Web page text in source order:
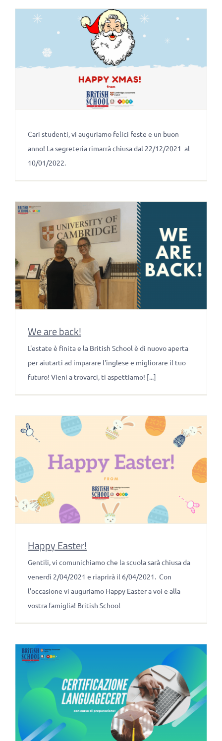
Cari studenti, vi auguriamo felici feste e un buon
anno! La segreteria rimarrà chiusa dal 22/12/2021 al
10/01/2022.
We are back!
L'estate è finita e la British School è di nuovo aperta
per aiutarti ad imparare l'inglese e migliorare il tuo
futuro! Vieni a trovarci, ti aspettiamo! [...]
Happy Easter!
Gentili, vi comunichiamo che la scuola sarà chiusa da
venerdì 2/04/2021 e riaprirà il 6/04/2021. Con
l'occasione vi auguriamo Happy Easter a voi e alla
vostra famiglia! British School